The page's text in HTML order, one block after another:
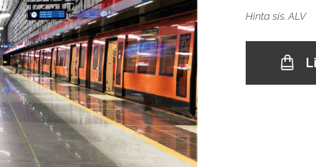
Hinta sis. ALV